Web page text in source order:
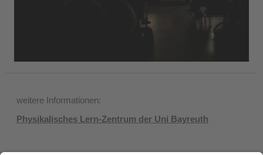
weitere Informationen:
Physikalisches Lern-Zentrum der Uni Bayreuth